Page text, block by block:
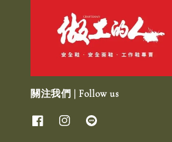
關注我們 | Follow us